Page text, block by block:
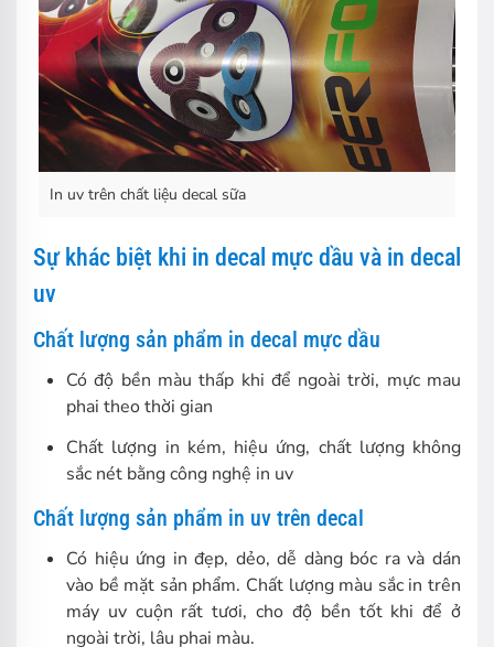
In uv trên chất liệu decal sữa
Sự khác biệt khi in decal mực dầu và in decal
uv
Chất lượng sản phẩm in decal mực dầu
Có độ bền màu thấp khi để ngoài trời, mực mau
phai theo thời gian
Chất lượng in kém, hiệu ứng, chất lượng không
sắc nét bằng công nghệ in uv
Chất lượng sản phẩm in uv trên decal
Có hiệu ứng in đẹp, dẻo, dễ dàng bóc ra và dán
vào bề mặt sản phẩm. Chất lượng màu sắc in trên
máy uv cuộn rất tươi, cho độ bền tốt khi để ở
ngoài trời, lâu phai màu.